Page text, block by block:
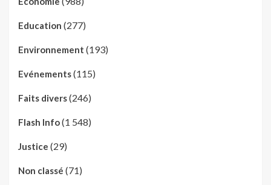
Education (277)
Environnement (193)
Evénements(115)
Faits divers(246)
Flash Info(1 548)
Justice (29)
Non classé (71)